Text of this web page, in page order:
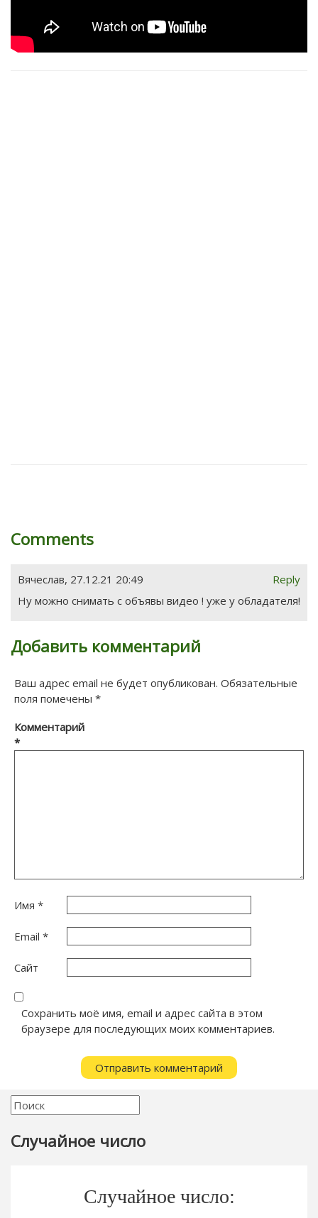
Comments
Reply
Вячеслав, 27.12.21 20:49
Ну можно снимать с объявы видео ! уже у обладателя!
Добавить комментарий
Ваш адрес email не будет опубликован. Обязательные
поля помечены *
Комментарий
*
Имя *
Email *
Сайт
Сохранить моё имя, email и адрес сайта в этом
браузере для последующих моих комментариев.
Случайное число
Случайное число: